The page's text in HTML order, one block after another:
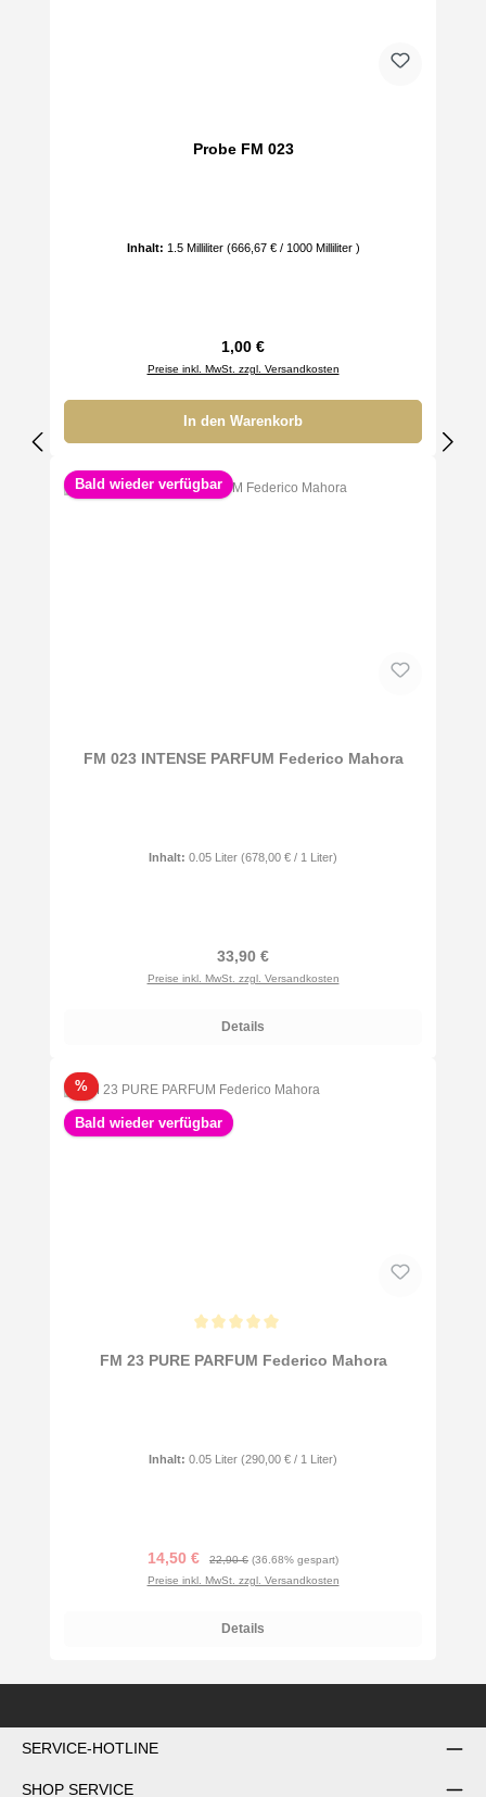
Probe FM 023
Inhalt: 1.5 Milliliter (666,67 € / 1000 Milliliter )
Regulärer Preis:
1,00 €
Preise inkl. MwSt. zzgl. Versandkosten
In den Warenkorb
Bald wieder verfügbar
FM 023 INTENSE PARFUM Federico Mahora
Inhalt: 0.05 Liter (678,00 € / 1 Liter)
Regulärer Preis:
33,90 €
Preise inkl. MwSt. zzgl. Versandkosten
Details
%Rabatt
Bald wieder verfügbar
FM 23 PURE PARFUM Federico Mahora
Inhalt: 0.05 Liter (290,00 € / 1 Liter)
Verkaufspreis:
14,50 € Regulärer Preis:
22,90 € (36.68% gespart)
Preise inkl. MwSt. zzgl. Versandkosten
Details
SERVICE-HOTLINE
SHOP SERVICE